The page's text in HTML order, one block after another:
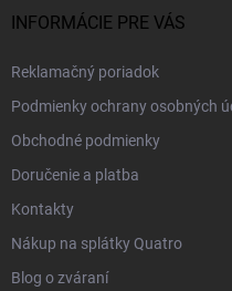
INFORMÁCIE PRE VÁS
Reklamačný poriadok
Podmienky ochrany osobných
Obchodné podmienky
Doručenie a platba
Kontakty
Nákup na splátky Quatro
Blog o zváraní